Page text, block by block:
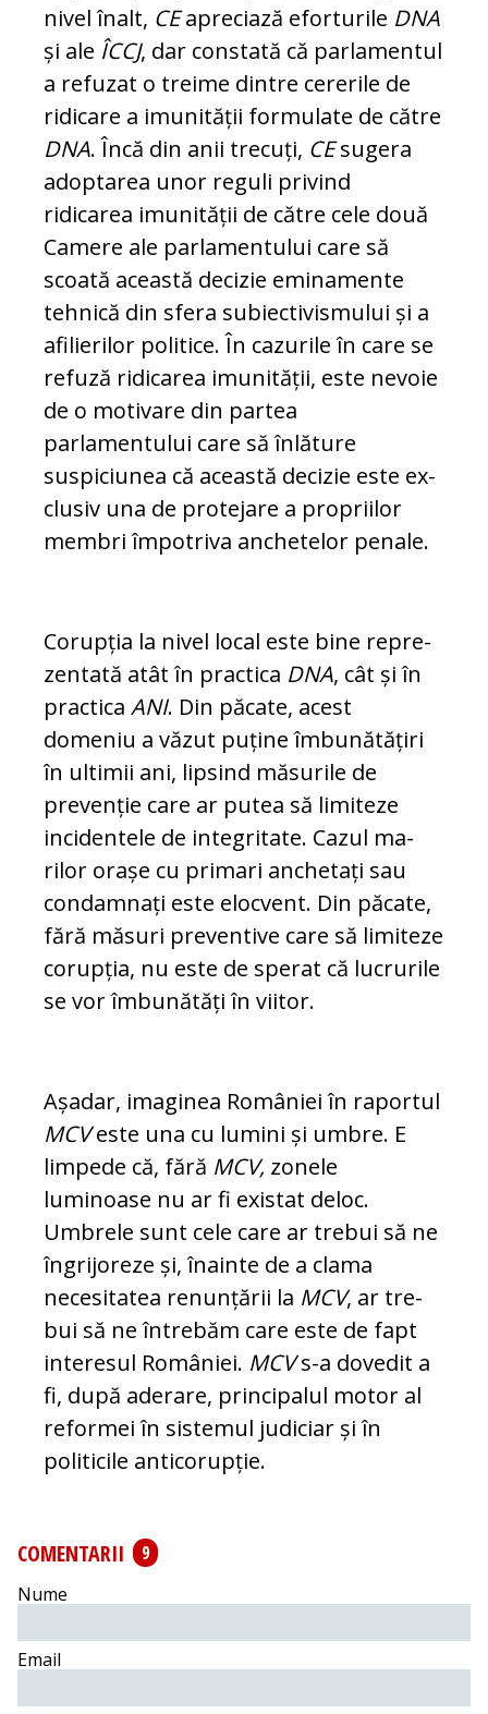
ni­vel înalt, CEapreciază eforturile DNA
și ale ÎCCJ, dar constată că parlamentul
a re­fuzat o treime dintre cererile de
ridicare a imunității formulate de către
DNA. Încă din anii trecuți, CEsugera
adoptarea unor reguli privind
ridicarea imunității de către cele două
Camere ale parlamentului care să
scoată această decizie eminamente
teh­nică din sfera subiectivismului și a
afi­lie­ri­lor politice. În cazurile în care se
refuză ri­dicarea imunității, este nevoie
de o mo­ti­vare din partea
parlamentului care să înlă­ture
suspiciunea că această decizie este ex­
clusiv una de protejare a propriilor
mem­bri împotriva anchetelor penale.
Corupția la nivel local este bine re­pre­
zen­tată atât în practica DNA, cât și în
practica ANI. Din păcate, acest
domeniu a văzut puține îmbunătățiri
în ultimii ani, lipsind măsurile de
prevenție care ar putea să li­mi­teze
incidentele de integritate. Cazul ma­
rilor orașe cu primari anchetați sau
con­damnați este elocvent. Din păcate,
fă­ră măsuri preventive care să limiteze
co­rup­ția, nu este de sperat că lucrurile
se vor îm­bunătăți în viitor.
Așadar, imaginea României în raportul
MCVeste una cu lumini și umbre. E
lim­pede că, fără MCV, zonele
luminoase nu ar fi existat deloc.
Umbrele sunt cele care ar trebui să ne
îngrijoreze și, înainte de a cla­ma
necesitatea renunțării la MCV, ar tre­
bui să ne întrebăm care este de fapt
in­te­resul României. MCVs-a dovedit a
fi, du­pă aderare, principalul motor al
reformei în sistemul judiciar și în
politicile an­ti­co­rupție.
COMENTARII
9
Nume
Email